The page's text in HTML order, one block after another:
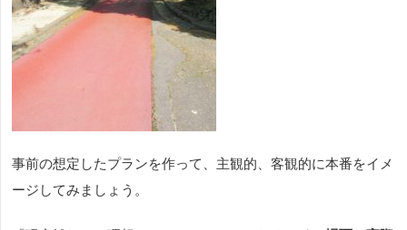
事前の想定したプランを作って、主観的、客観的に本番をイメ
ージしてみましょう。